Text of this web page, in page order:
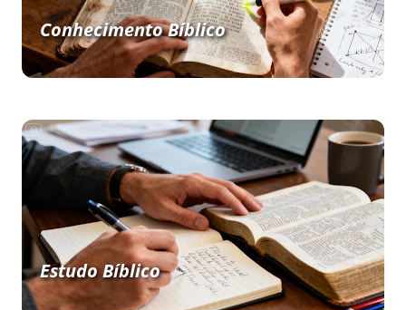
Conhecimento Bíblico
Estudo Bíblico